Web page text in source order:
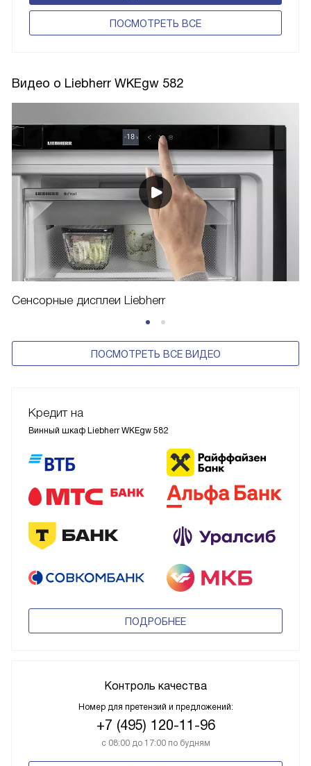
ПОCМОТРЕТЬ ВСЕ
Видео о Liebherr WKEgw 582
Сенсорные дисплеи Liebherr
ПОСМОТРЕТЬ ВСЕ ВИДЕО
Кредит на
Винный шкаф Liebherr WKEgw 582
ПОДРОБНЕЕ
Контроль качества
Номер для претензий и предложений:
+7 (495) 120-11-96
с 08:00 до 17:00 по будням